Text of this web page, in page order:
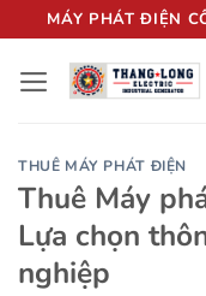
qua
nội
MÁY PHÁT ĐIỆN
THUÊ MÁY PHÁT ĐIỆN
Thuê Máy
Lựa chọn
nghiệp